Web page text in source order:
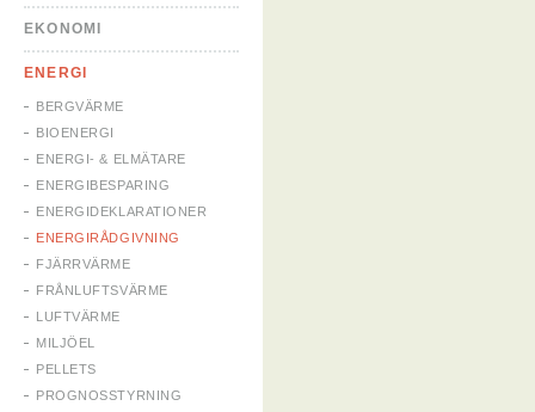
EKONOMI
ENERGI
BERGVÄRME
BIOENERGI
ENERGI- & ELMÄTARE
ENERGIBESPARING
ENERGIDEKLARATIONER
ENERGIRÅDGIVNING
FJÄRRVÄRME
FRÅNLUFTSVÄRME
LUFTVÄRME
MILJÖEL
PELLETS
PROGNOSSTYRNING